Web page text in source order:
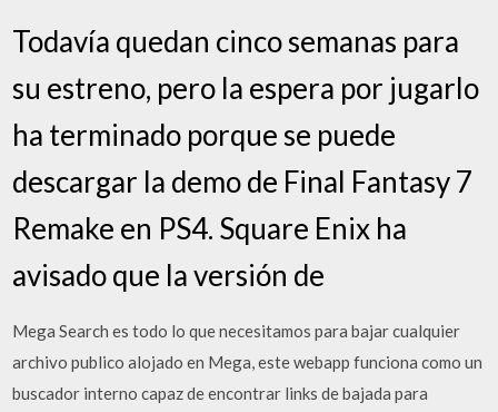
Todavía quedan cinco semanas para
su estreno, pero la espera por jugarlo
ha terminado porque se puede
descargar la demo de Final Fantasy 7
Remake en PS4. Square Enix ha
avisado que la versión de
Mega Search es todo lo que necesitamos para bajar cualquier
archivo publico alojado en Mega, este webapp funciona como un
buscador interno capaz de encontrar links de bajada para